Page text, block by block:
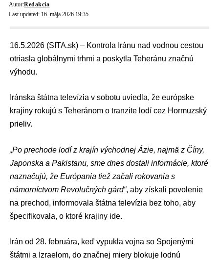
Last updated: 16. mája 2026 19:35
Autor:Redakcia
16.5.2026 (SITA.sk) – Kontrola Iránu nad vodnou cestou
otriasla globálnymi trhmi a poskytla Teheránu značnú
výhodu.
Iránska štátna televízia v sobotu uviedla, že európske
krajiny rokujú s Teheránom o tranzite lodí cez Hormuzský
prieliv.
„Po prechode lodí z krajín východnej Ázie, najmä z Číny,
Japonska a Pakistanu, sme dnes dostali informácie, ktoré
naznačujú, že Európania tiež začali rokovania s
námorníctvom Revolučných gárd“, aby získali povolenie
na prechod, informovala štátna televízia bez toho, aby
špecifikovala, o ktoré krajiny ide.
Irán od 28. februára, keď vypukla vojna so Spojenými
štátmi a Izraelom, do značnej miery blokuje lodnú